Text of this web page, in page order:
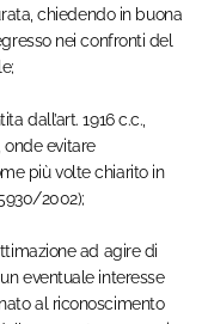
chiedendo in buona
nei confronti del
dall’art. 1916 c.c.,
onde evitare
più volte chiarito in
2002);
ad agire di
eventuale interesse
al riconoscimento